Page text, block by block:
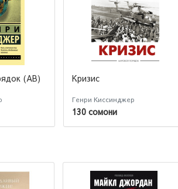
(AB) Кризис
Генри Киссинджер
130 сомони